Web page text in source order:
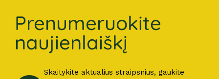
Prenumeruokite
naujienlaiškį
Skaitykite aktualius straipsnius, gaukite